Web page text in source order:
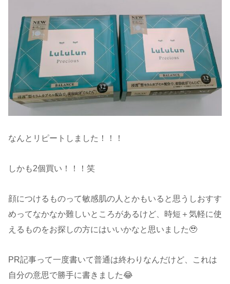
なんとリピートしました！！！
しかも2個買い！！！笑
顔につけるものって敏感肌の人とかもいると思うしおすす
めってなかなか難しいところがあるけど、時短＋気軽に使
えるものをお探しの方にはいいかなと思いました🥹
PR記事って一度書いて普通は終わりなんだけど、これは
自分の意思で勝手に書きました😂